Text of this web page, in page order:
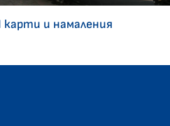
и намаления